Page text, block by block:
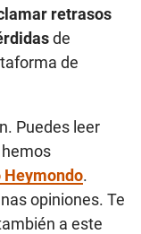
retrasos
de
de
Puedes leer
Heymondo.
opiniones. Te
a este